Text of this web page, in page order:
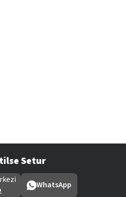
Setur
WhatsApp